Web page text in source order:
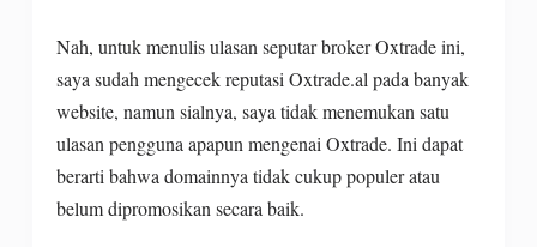
Nah, untuk menulis ulasan seputar broker Oxtrade ini,
saya sudah mengecek reputasi Oxtrade.al pada banyak
website, namun sialnya, saya tidak menemukan satu
ulasan pengguna apapun mengenai Oxtrade. Ini dapat
berarti bahwa domainnya tidak cukup populer atau
belum dipromosikan secara baik.